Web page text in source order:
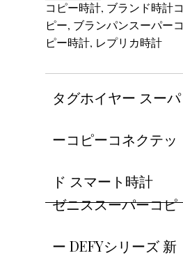
コピー時計, ブランド時計コ
ピー, ブランパンスーパーコ
ピー時計, レプリカ時計
タグホイヤー スーパ
ーコピーコネクテッ
ド スマート時計
ゼニススーパーコピ
ー DEFYシリーズ 新